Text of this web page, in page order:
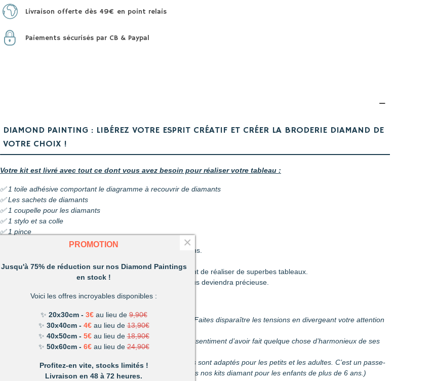
Livraison offerte dès 49€ en point relais
Paiements sécurisés par CB & Paypal
DIAMOND PAINTING : LIBÉREZ VOTRE ESPRIT CRÉATIF ET CRÉER LA BRODERIE DIAMAND DE
VOTRE CHOIX !
Votre kit est livré avec tout ce dont vous avez besoin pour réaliser votre tableau :
✅ 1 toile adhésive comportant le diagramme à recouvrir de diamants
✅ Les sachets de diamants
✅ 1 coupelle pour les diamants
✅ 1 stylo et sa colle
✅ 1 pince
Découvrez une activité unique à réaliser de ses propres mains.
Un mélange de patience et de technique qui vous permettront de réaliser de superbes tableaux.
Très vite vous vous apercevrez combien votre réalisation vous deviendra précieuse.
Un loisir unique offrant de nombreux avantages :
Détente et relaxation :La vie peut parfois être stressante. Faites disparaître les tensions en divergeant votre attention
du stress du quotidien.
Améliore votre dextérité : rien n’est plus satisfaisant que le sentiment d’avoir fait quelque chose d’harmonieux de ses
propres mains.
Activité pour les enfants et les adultes :facile à utiliser, ils sont adaptés pour les petits et les adultes. C’est un passe-
temps parfait pour s’amuser en famille. (Nous recommandons nos kits diamant pour les enfants de plus de 6 ans.)
PROMOTION
Jusqu'à 75% de réduction sur nos Diamond Paintings
en stock !
Voici les offres incroyables disponibles :
✨ 20x30cm - 3€au lieu de9,90€
✨ 30x40cm - 4€ au lieu de 13,90€
✨ 40x50cm - 5€ au lieu de18,90€
✨ 50x60cm - 6€ au lieu de 24,90€
Profitez-en vite, stocks limités !
Livraison en 48 à 72 heures.
×